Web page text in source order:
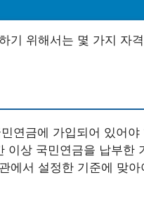
기 위해서는 몇 가지 자
연금에 가입되어 있어야
이상 국민연금을 납부한
에서 설정한 기준에 맞아